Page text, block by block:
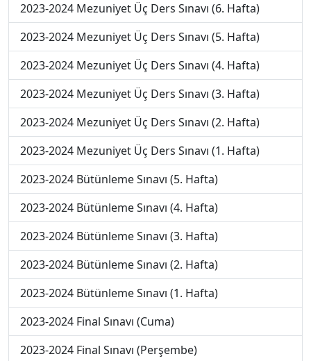
2023-2024 Mezuniyet Üç Ders Sınavı (6. Hafta)
2023-2024 Mezuniyet Üç Ders Sınavı (5. Hafta)
2023-2024 Mezuniyet Üç Ders Sınavı (4. Hafta)
2023-2024 Mezuniyet Üç Ders Sınavı (3. Hafta)
2023-2024 Mezuniyet Üç Ders Sınavı (2. Hafta)
2023-2024 Mezuniyet Üç Ders Sınavı (1. Hafta)
2023-2024 Bütünleme Sınavı (5. Hafta)
2023-2024 Bütünleme Sınavı (4. Hafta)
2023-2024 Bütünleme Sınavı (3. Hafta)
2023-2024 Bütünleme Sınavı (2. Hafta)
2023-2024 Bütünleme Sınavı (1. Hafta)
2023-2024 Final Sınavı (Cuma)
2023-2024 Final Sınavı (Perşembe)